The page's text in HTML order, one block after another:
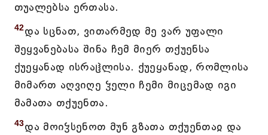
თუალებსა ერთასა.
42და სცნათ, ვითარმედ მე ვარ უფალი
შეყვანებასა შინა ჩემ მიერ თქუენსა
ქუეყანად ისრაჱლისა. ქუეყანად, რომლისა
მიმართ აღვიღე ჴელი ჩემი მიცემად იგი
მამათა თქუენთა.
43და მოიჴსენოთ მუნ გზათა თქუენთაჲ და